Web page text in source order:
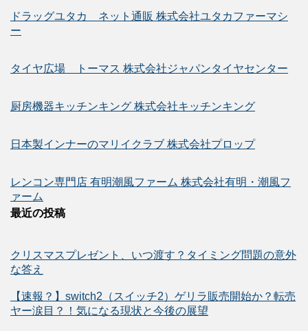
ドラッグユタカ ネット通販 株式会社ユタカファーマシ
ー
タイヤ広場 トーマス 株式会社ジャパンタイヤセンター
厨房機器キッチンキング 株式会社キッチンキング
日本製インナーのマリイクラブ 株式会社プロップ
レンコン専門店 有明潮風ファーム 株式会社有明・潮風フ
ァーム
最近の投稿
クリスマスプレゼント、いつ渡す？タイミング問題の意外
な答え
【速報？】switch2（スイッチ2）ゲリラ販売開始か？転売
ヤー涙目？！気になる現状と今後の展望